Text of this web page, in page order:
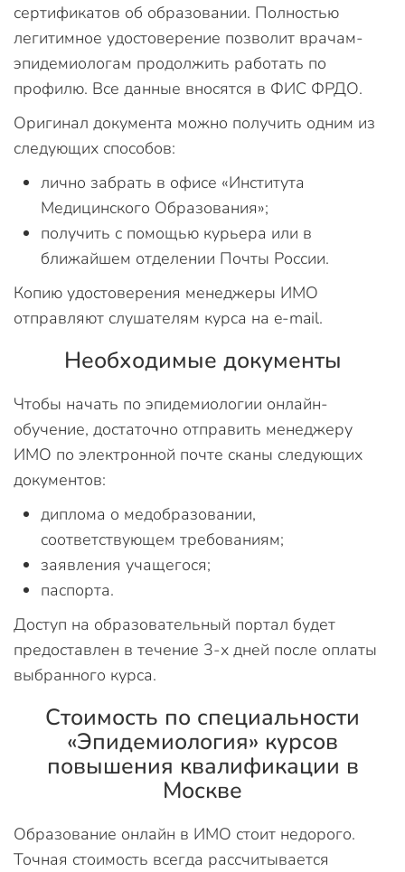
сертификатов об образовании. Полностью
легитимное удостоверение позволит врачам-
эпидемиологам продолжить работать по
профилю. Все данные вносятся в ФИС ФРДО.
Оригинал документа можно получить одним из
следующих способов:
лично забрать в офисе «Института
Медицинского Образования»;
получить с помощью курьера или в
ближайшем отделении Почты России.
Копию удостоверения менеджеры ИМО
отправляют слушателям курса на e-mail.
Необходимые документы
Чтобы начать по эпидемиологии онлайн-
обучение, достаточно отправить менеджеру
ИМО по электронной почте сканы следующих
документов:
диплома о медобразовании,
соответствующем требованиям;
заявления учащегося;
паспорта.
Доступ на образовательный портал будет
предоставлен в течение 3-х дней после оплаты
выбранного курса.
Стоимость по специальности
«Эпидемиология» курсов
повышения квалификации в
Москве
Образование онлайн в ИМО стоит недорого.
Точная стоимость всегда рассчитывается